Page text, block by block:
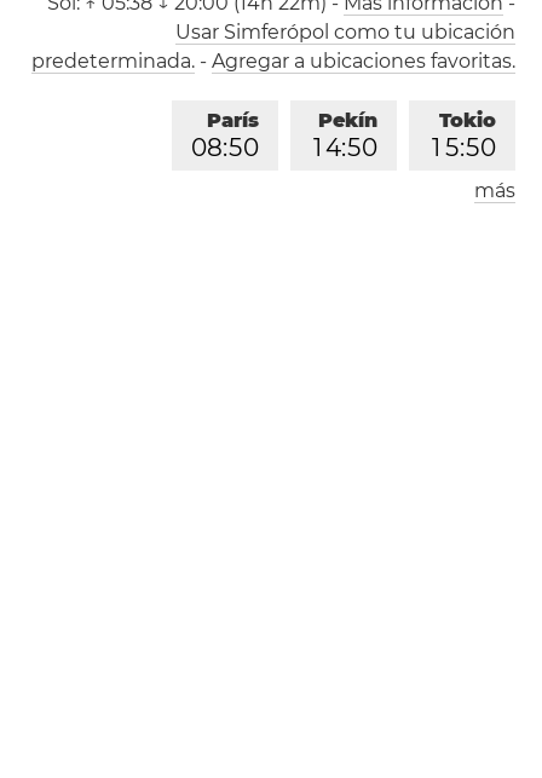
Usar Simferópol como tu ubicación
predeterminada.- Agregar a ubicaciones favoritas.
Tokio
1 5:50
Pekín
1 4:50
París
08:50
Londres
más